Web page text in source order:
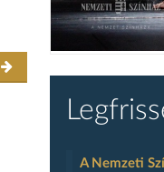
A Nemzeti